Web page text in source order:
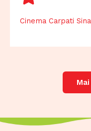
Cinema Carpati